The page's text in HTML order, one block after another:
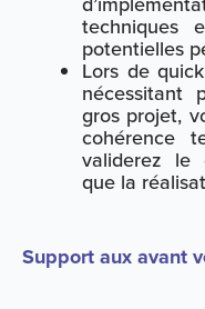
techniques
potentielles
Lors de
nécessitant
gros projet,
cohérence
validerez le
que la
Support aux avant